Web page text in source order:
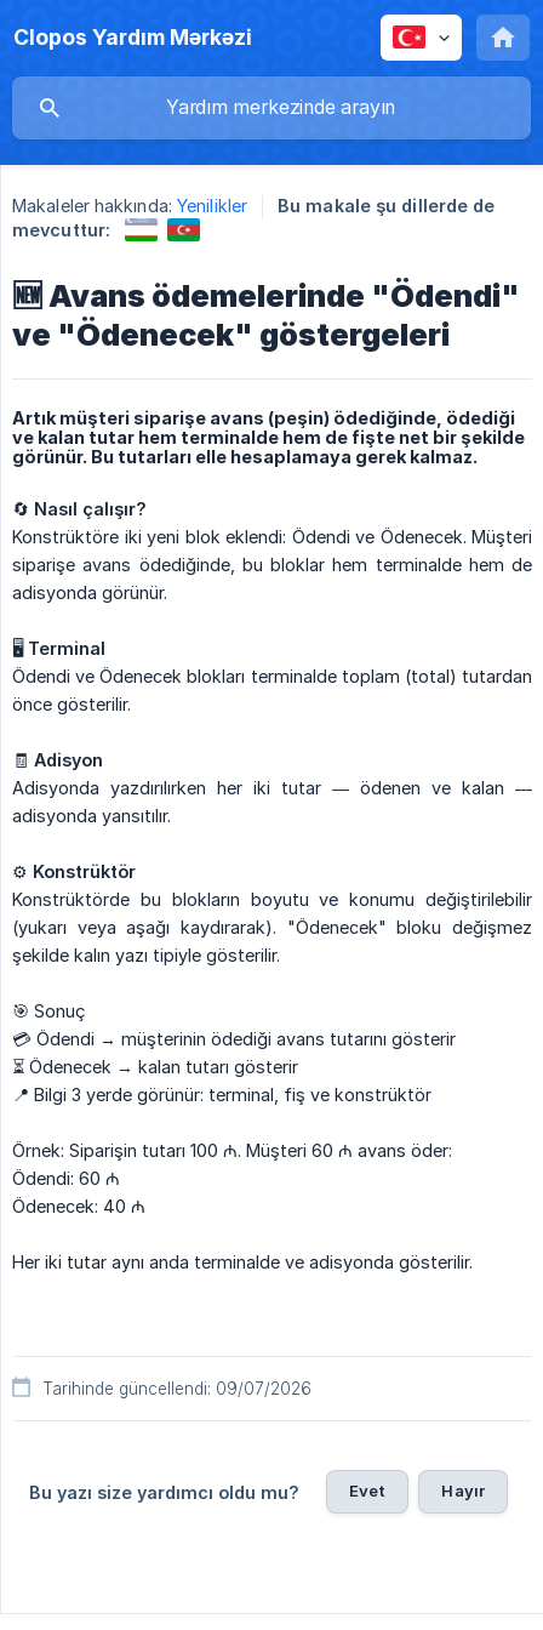
Clopos Yardım Mərkəzi
Makaleler hakkında: Yenilikler
Bu makale şu dillerde de
mevcuttur:
🆕 Avans ödemelerinde "Ödendi"
ve "Ödenecek" göstergeleri
Artık müşteri siparişe avans (peşin) ödediğinde, ödediği
ve kalan tutar hem terminalde hem de fişte net bir şekilde
görünür. Bu tutarları elle hesaplamaya gerek kalmaz.
🔄 Nasıl çalışır?
Konstrüktöre iki yeni blok eklendi: Ödendi ve Ödenecek. Müşteri
siparişe avans ödediğinde, bu bloklar hem terminalde hem de
adisyonda görünür.
🖥️ Terminal
Ödendi ve Ödenecek blokları terminalde toplam (total) tutardan
önce gösterilir.
🧾 Adisyon
Adisyonda yazdırılırken her iki tutar — ödenen ve kalan —
adisyonda yansıtılır.
⚙️ Konstrüktör
Konstrüktörde bu blokların boyutu ve konumu değiştirilebilir
(yukarı veya aşağı kaydırarak). "Ödenecek" bloku değişmez
şekilde kalın yazı tipiyle gösterilir.
🎯 Sonuç
💳 Ödendi → müşterinin ödediği avans tutarını gösterir
⏳ Ödenecek → kalan tutarı gösterir
📍 Bilgi 3 yerde görünür: terminal, fiş ve konstrüktör
Örnek: Siparişin tutarı 100 ₼. Müşteri 60 ₼ avans öder:
Ödendi: 60 ₼
Ödenecek: 40 ₼
Her iki tutar aynı anda terminalde ve adisyonda gösterilir.
Tarihinde güncellendi: 09/07/2026
Bu yazı size yardımcı oldu mu? Evet Hayır